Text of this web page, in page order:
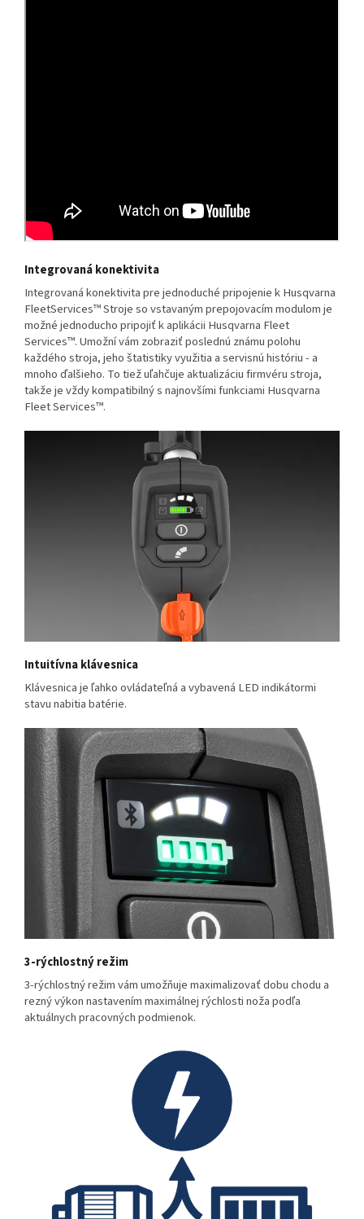
Integrovaná konektivita
Integrovaná konektivita pre jednoduché pripojenie k Husqvarna
FleetServices™ Stroje so vstavaným prepojovacím modulom je
možné jednoducho pripojiť k aplikácii Husqvarna Fleet
Services™. Umožní vám zobraziť poslednú známu polohu
každého stroja, jeho štatistiky využitia a servisnú históriu - a
mnoho ďalšieho. To tiež uľahčuje aktualizáciu firmvéru stroja,
takže je vždy kompatibilný s najnovšími funkciami Husqvarna
Fleet Services™.
Intuitívna klávesnica
Klávesnica je ľahko ovládateľná a vybavená LED indikátormi
stavu nabitia batérie.
3-rýchlostný režim
3-rýchlostný režim vám umožňuje maximalizovať dobu chodu a
rezný výkon nastavením maximálnej rýchlosti noža podľa
aktuálnych pracovných podmienok.​